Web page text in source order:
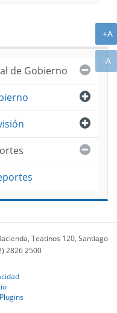
de Gobierno
Abrir
Abrir
Teatinos 120, Santiago
2826 2500
+A
-A